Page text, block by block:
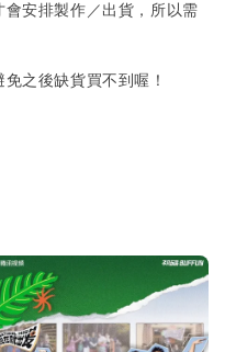
安排製作／出貨，所以需
之後缺貨買不到喔！